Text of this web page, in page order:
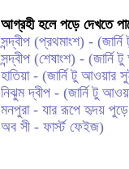
আগ্রহী হলে পড়ে দেখতে
সন্দ্বীপ (প্রথমাংশ) -
সন্দ্বীপ (শেষাংশ) -
হাতিয়া - (জার্নি টু
নিঝুম দ্বীপ - (জার্নি টু
মনপুরা - যার রূপে হৃদয়
অব সী - ফার্স্ট ফেইজ)